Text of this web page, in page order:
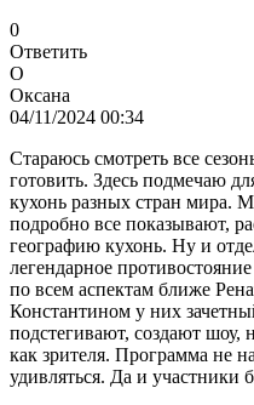
0
Ответить
О
Оксана
04/11/2024 00:34
Стараюсь смотреть все
готовить. Здесь подмечаю
кухонь разных стран мира.
подробно все показывают,
географию кухонь. Ну и
легендарное
по всем аспектам ближе
Константином у них
подстегивают, создают шоу,
как зрителя. Программа не
удивляться. Да и участники